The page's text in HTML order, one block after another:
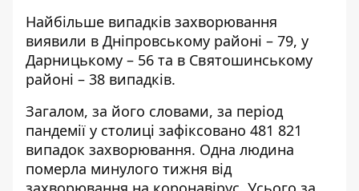
Найбільше випадків захворювання
виявили в Дніпровському районі – 79, у
Дарницькому – 56 та в Святошинському
районі – 38 випадків.
Загалом, за його словами, за період
пандемії у столиці зафіксовано 481 821
випадок захворювання. Одна людина
померла минулого тижня від